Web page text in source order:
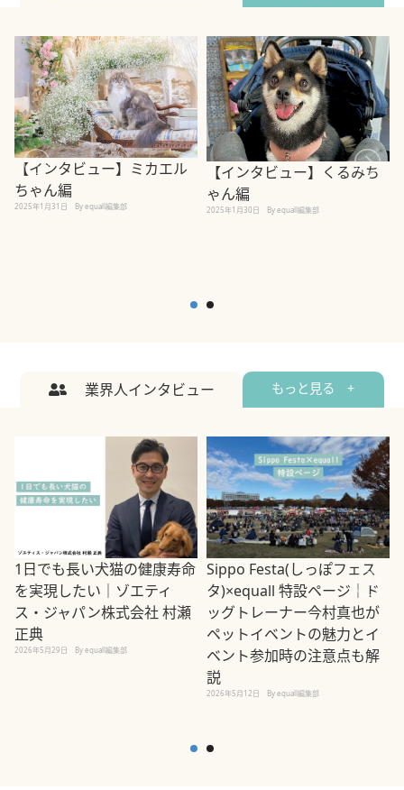
【インタビュー】ミカエル
ちゃん編
2025年1月31日 By equall編集部
【インタビュー】くるみち
ゃん編
2025年1月30日 By equall編集部
業界人インタビュー もっと見る +
1日でも長い犬猫の健康寿命
を実現したい｜ゾエティ
ス・ジャパン株式会社 村瀬
正典
2026年5月29日 By equall編集部
Sippo Festa(しっぽフェス
タ)×equall 特設ページ｜ド
ッグトレーナー今村真也が
ペットイベントの魅力とイ
ベント参加時の注意点も解
説
2026年5月12日 By equall編集部